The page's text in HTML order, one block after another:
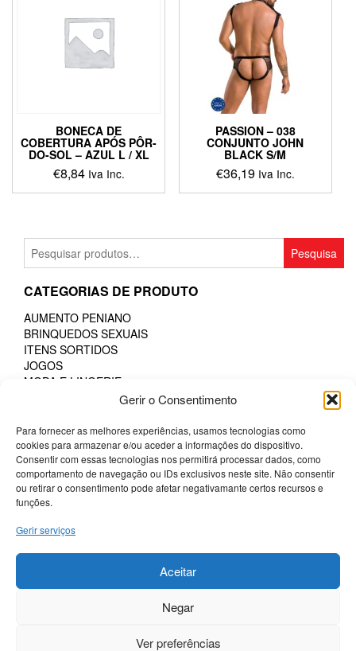
Gerir o Consentimento
Para fornecer as melhores experiências, usamos tecnologias como
cookies para armazenar e/ou aceder a informações do dispositivo.
Consentir com essas tecnologias nos permitirá processar dados, como
comportamento de navegação ou IDs exclusivos neste site. Não consentir
ou retirar o consentimento pode afetar negativamante certos recursos e
funções.
Gerir serviços
Aceitar
Negar
Ver preferências
options
may
be
chosen
page
The
options
may
be
chosen
the
product
page
BONECA DE
COBERTURA APÓS PÔR-
DO-SOL – AZUL L / XL
€8,84 Iva Inc.
This
multiple
variants.
options
be
chosen
on
PASSION – 038
CONJUNTO JOHN
BLACK S/M
€36,19 Iva Inc.
This
multiple
variants.
Pesquisar
por:
Pesquisa
CATEGORIAS DE PRODUTO
AUMENTO PENIANO
BRINQUEDOS SEXUAIS
ITENS SORTIDOS
JOGOS
MODA E LINGERIE
LINGERIE COMESTÍVEL
LINGERIE MASCULINA
PHARMA
POTENCIADORES
PRESERVATIVOS
SM & BONDAGE
Termos e Condições